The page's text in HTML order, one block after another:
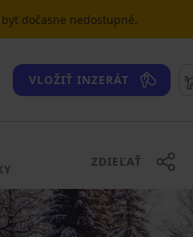
dočasne nedostupné.
VLOŽIŤ INZERÁT
ZDIEĽAŤ